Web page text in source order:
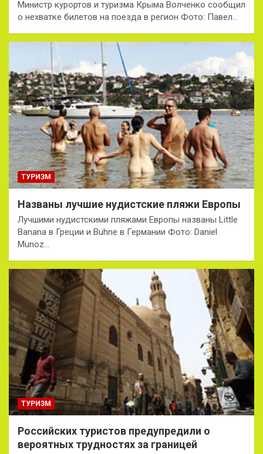
Министр курортов и туризма Крыма Волченко сообщил
о нехватке билетов на поезда в регион Фото: Павел…
ТУРИЗМ
Названы лучшие нудистские пляжи Европы
Лучшими нудистскими пляжами Европы названы Little
Banana в Греции и Buhne в Германии Фото: Daniel
Munoz…
ТУРИЗМ
Российских туристов предупредили о
вероятных трудностях за границей